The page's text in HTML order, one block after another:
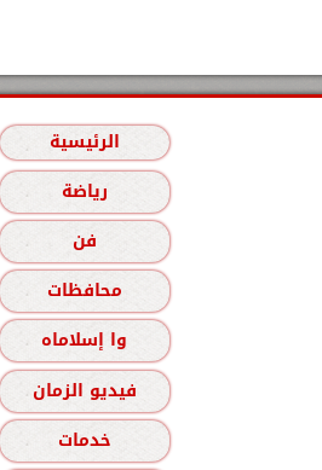
الرئيسية
رياضة
فن
محافظات
وا إسلاماه
فيديو الزمان
خدمات